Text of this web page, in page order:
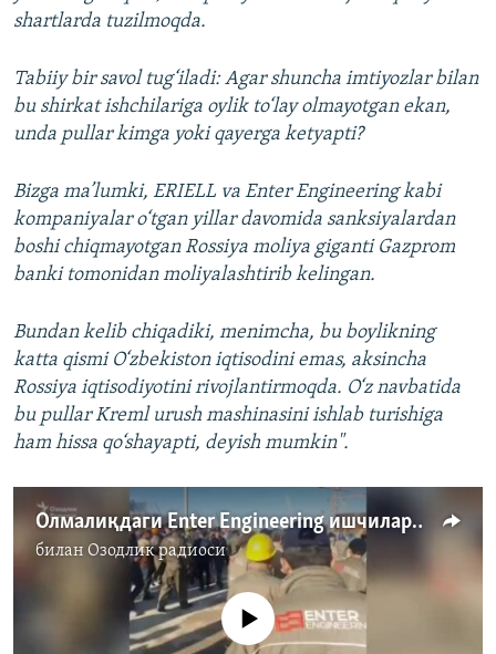
shartlarda tuzilmoqda.
Tabiiy bir savol tug‘iladi: Agar shuncha imtiyozlar bilan
bu shirkat ishchilariga oylik to‘lay olmayotgan ekan,
unda pullar kimga yoki qayerga ketyapti?
Bizga ma’lumki, ERIELL va Enter Engineering kabi
kompaniyalar o‘tgan yillar davomida sanksiyalardan
boshi chiqmayotgan Rossiya moliya giganti Gazprom
banki tomonidan moliyalashtirib kelingan.
Bundan kelib chiqadiki, menimcha, bu boylikning
katta qismi O‘zbekiston iqtisodini emas, aksincha
Rossiya iqtisodiyotini rivojlantirmoqda. O‘z navbatida
bu pullar Kreml urush mashinasini ishlab turishiga
ham hissa qo‘shayapti, deyish mumkin".
Олмалиқдаги Enter Engineering ишчилари иш ташлади
билан Озодлик радиоси
Айни дамда медиа-манба мавжуд эмас